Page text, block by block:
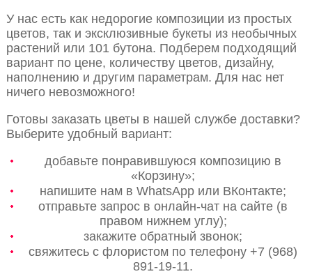
У нас есть как недорогие композиции из простых
цветов, так и эксклюзивные букеты из необычных
растений или 101 бутона. Подберем подходящий
вариант по цене, количеству цветов, дизайну,
наполнению и другим параметрам. Для нас нет
ничего невозможного!
Готовы заказать цветы в нашей службе доставки?
Выберите удобный вариант:
добавьте понравившуюся композицию в
«Корзину»;
напишите нам в WhatsApp или ВКонтакте;
отправьте запрос в онлайн-чат на сайте (в
правом нижнем углу);
закажите обратный звонок;
свяжитесь с флористом по телефону +7 (968)
891-19-11.